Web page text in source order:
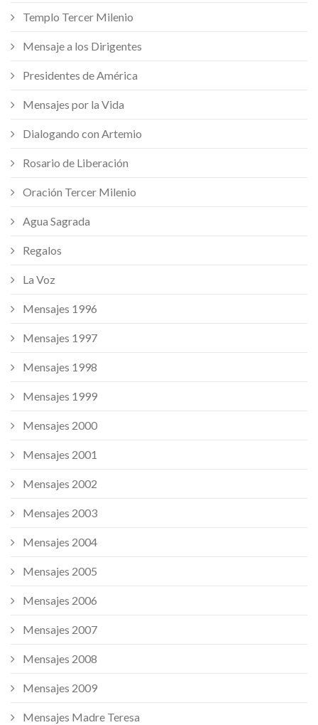
Templo Tercer Milenio
Mensaje a los Dirigentes
Presidentes de América
Mensajes por la Vida
Dialogando con Artemio
Rosario de Liberación
Oración Tercer Milenio
Agua Sagrada
Regalos
La Voz
Mensajes 1996
Mensajes 1997
Mensajes 1998
Mensajes 1999
Mensajes 2000
Mensajes 2001
Mensajes 2002
Mensajes 2003
Mensajes 2004
Mensajes 2005
Mensajes 2006
Mensajes 2007
Mensajes 2008
Mensajes 2009
Mensajes Madre Teresa